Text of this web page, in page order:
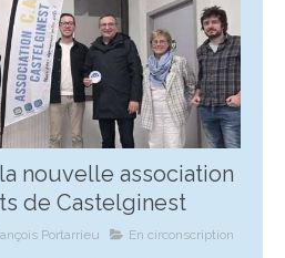
nouvelle association
de Castelginest
Portarrieu En circonscription